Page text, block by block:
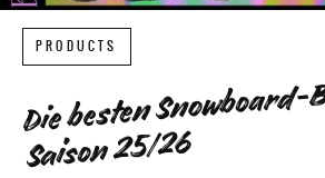
PRODUCTS
Die besten
Saison 25/26